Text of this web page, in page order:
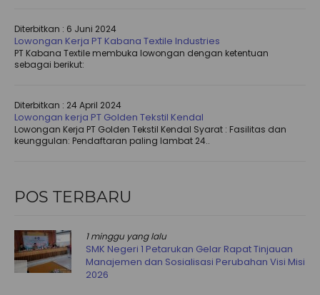
Diterbitkan : 6 Juni 2024
Lowongan Kerja PT Kabana Textile Industries
PT Kabana Textile membuka lowongan dengan ketentuan
sebagai berikut:
Diterbitkan : 24 April 2024
Lowongan kerja PT Golden Tekstil Kendal
Lowongan Kerja PT Golden Tekstil Kendal Syarat : Fasilitas dan
keunggulan: Pendaftaran paling lambat 24..
POS TERBARU
1 minggu yang lalu
SMK Negeri 1 Petarukan Gelar Rapat Tinjauan
Manajemen dan Sosialisasi Perubahan Visi Misi
2026